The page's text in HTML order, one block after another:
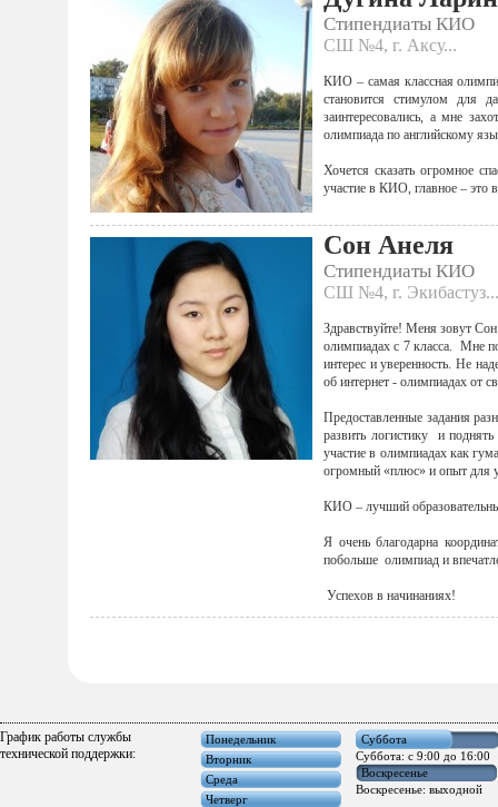
Стипендиаты КИО
СШ №4, г. Аксу...
КИО – самая классная
становится стимулом для
заинтересовались, а мне
олимпиада по английскому
Хочется сказать огромное
участие в КИО, главное – это
Сон Анеля
Стипендиаты КИО
СШ №4, г. Экибастуз...
Здравствуйте! Меня зовут
олимпиадах с 7 класса. Мне
интерес и уверенность. Не
об интернет - олимпиадах от
Предоставленные задания
развить логистику и
участие в олимпиадах как
огромный «плюс» и опыт для
КИО – лучший
Я очень благодарна
побольше олимпиад и
Успехов в начинаниях!
График работы службы
технической поддержки:
Понедельник
Вторник
Среда
Четверг
Суббота
Суббота: с 9:00 до 16:00
Воскресенье
Воскресенье: выходной